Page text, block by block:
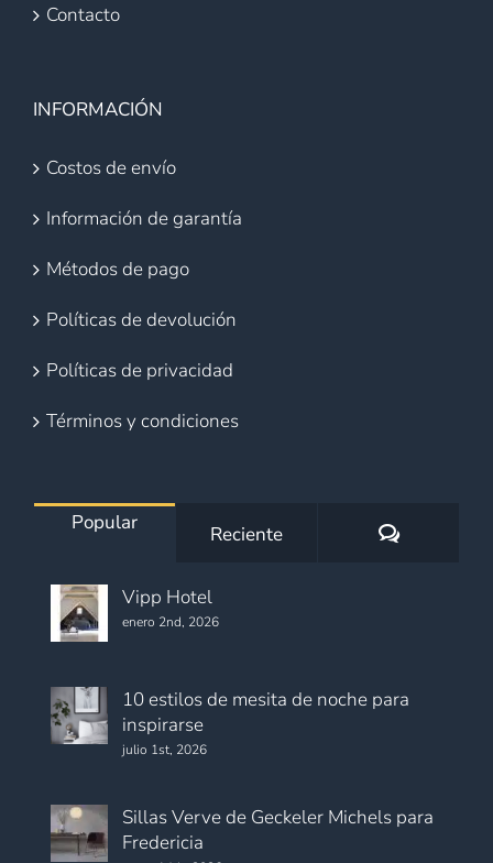
Contacto
INFORMACIÓN
Costos de envío
Información de garantía
Métodos de pago
Políticas de devolución
Políticas de privacidad
Términos y condiciones
Popular Reciente
Vipp Hotel
enero 2nd, 2026
10 estilos de mesita de noche para
inspirarse
julio 1st, 2026
Sillas Verve de Geckeler Michels para
Fredericia